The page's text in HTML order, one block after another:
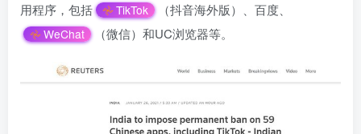
用程序，包括
TikTok （抖音海外版）、百度、
WeChat （微信）和UC浏览器等。